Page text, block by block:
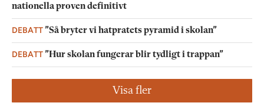
nationella proven definitivt
DEBATT”Så bryter vi hatpratets pyramid i skolan”
DEBATT”Hur skolan fungerar blir tydligt i trappan”
Visa fler